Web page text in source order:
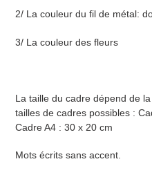
2/ La couleur du fil de métal:
3/ La couleur des fleurs
La taille du cadre dépend de
tailles de cadres possibles :
Cadre A4 : 30 x 20 cm
Mots écrits sans accent.